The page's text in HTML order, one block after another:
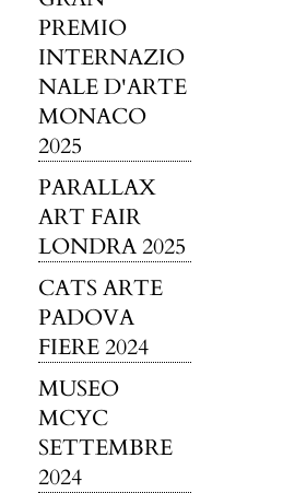
PREMIO
INTERNAZIO
NALE D'ARTE
MONACO
2025
PARALLAX
ART FAIR
LONDRA 2025
CATS ARTE
PADOVA
FIERE 2024
MUSEO
MCYC
SETTEMBRE
2024